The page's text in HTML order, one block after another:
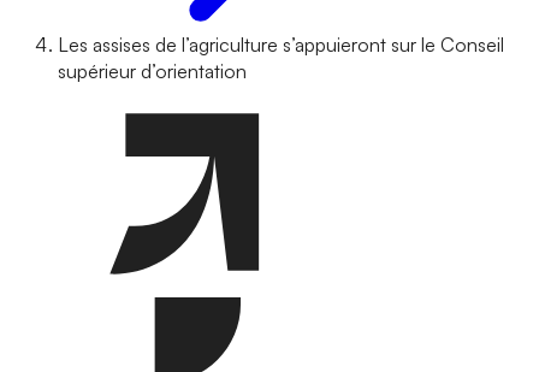
Les assises de l’agriculture s’appuieront sur le Conseil
supérieur d’orientation